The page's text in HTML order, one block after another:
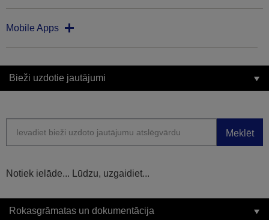
Mobile Apps
Bieži uzdotie jautājumi
Meklēt
Notiek ielāde... Lūdzu, uzgaidiet...
Rokasgrāmatas un dokumentācija